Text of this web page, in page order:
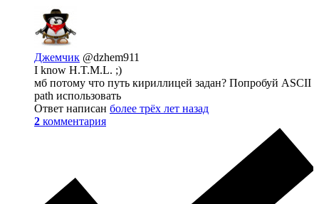
Джемчик @dzhem911
I know H.T.M.L. ;)
мб потому что путь кириллицей задан? Попробуй ASCII
path использовать
Ответ написан более трёх лет назад
2 комментария